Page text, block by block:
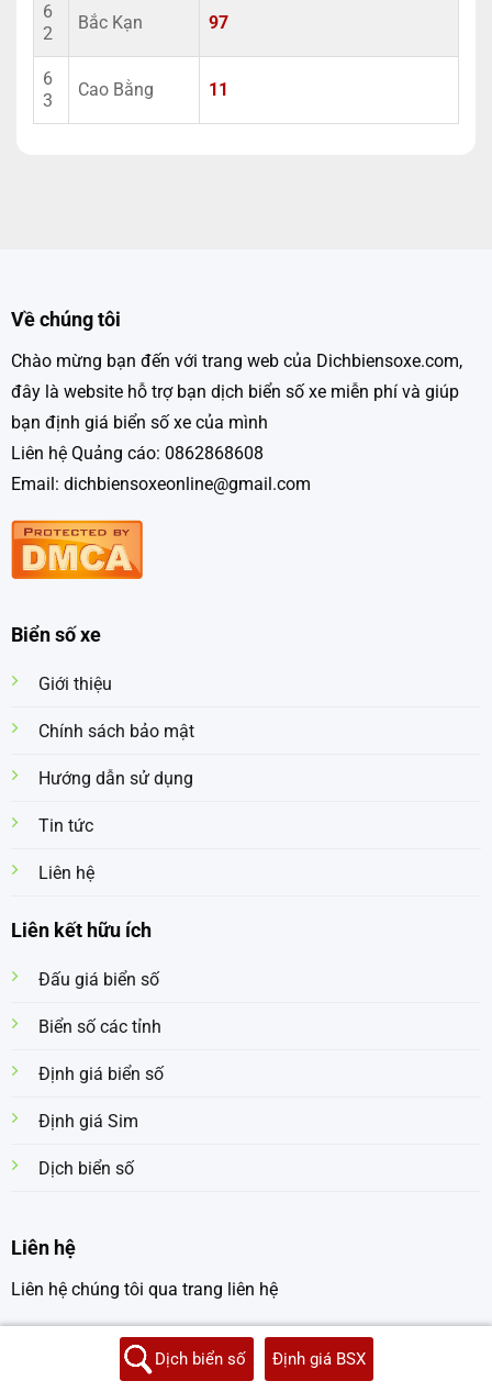
6
2
Bắc Kạn 97
6
3
Cao Bằng 11
Về chúng tôi
Chào mừng bạn đến với trang web của Dichbiensoxe.com,
đây là website hỗ trợ bạn dịch biển số xe miễn phí và giúp
bạn định giá biển số xe của mình
Liên hệ Quảng cáo: 0862868608
Email: dichbiensoxeonline@gmail.com
Biển số xe
Giới thiệu
Chính sách bảo mật
Hướng dẫn sử dụng
Tin tức
Liên hệ
Liên kết hữu ích
Đấu giá biển số
Biển số các tỉnh
Định giá biển số
Định giá Sim
Dịch biển số
Liên hệ
Liên hệ chúng tôi qua trang liên hệ
Dịch biển số Định giá BSX